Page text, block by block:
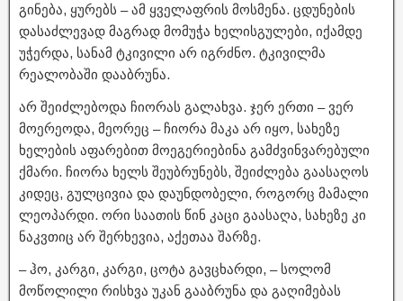
გინება, ყურებს – ამ ყველაფრის მოსმენა. ცდუნების
დასაძლევად მაგრად მომუჭა ხელისგულები, იქამდე
უჭერდა, სანამ ტკივილი არ იგრძნო. ტკივილმა
რეალობაში დააბრუნა.
არ შეიძლებოდა ჩიორას გალახვა. ჯერ ერთი – ვერ
მოერეოდა, მეორეც – ჩიორა მაკა არ იყო, სახეზე
ხელების აფარებით მოეგერიებინა გამძვინვარებული
ქმარი. ჩიორა ხელს შეუბრუნებს, შეიძლება გაასაღოს
კიდეც, გულცივია და დაუნდობელი, როგორც მამალი
ლეოპარდი. ორი საათის წინ კაცი გაასაღა, სახეზე კი
ნაკვთიც არ შერხევია, აქეთაა შარზე.
– ჰო, კარგი, კარგი, ცოტა გავცხარდი, – სოლომ
მოწოლილი რისხვა უკან გააბრუნა და გაღიმებას